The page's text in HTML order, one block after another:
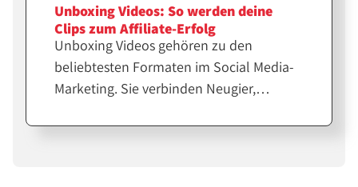
Unboxing Videos: So werden deine
Clips zum Affiliate-Erfolg
Unboxing Videos gehören zu den
beliebtesten Formaten im Social Media-
Marketing. Sie verbinden Neugier,
Für Affiliates und Creator sind sie eine